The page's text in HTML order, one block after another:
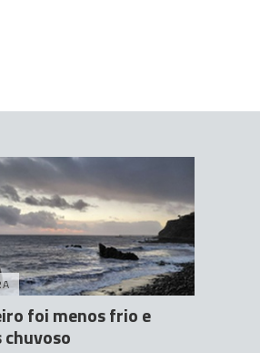
foi menos frio e
chuvoso